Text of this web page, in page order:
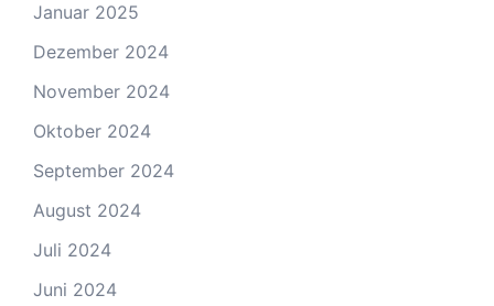
Januar 2025
Dezember 2024
November 2024
Oktober 2024
September 2024
August 2024
Juli 2024
Juni 2024